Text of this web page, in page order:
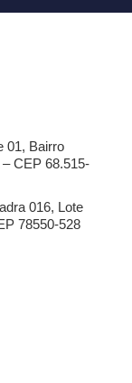
01, Bairro
CEP 68.515-
016, Lote
78550-528